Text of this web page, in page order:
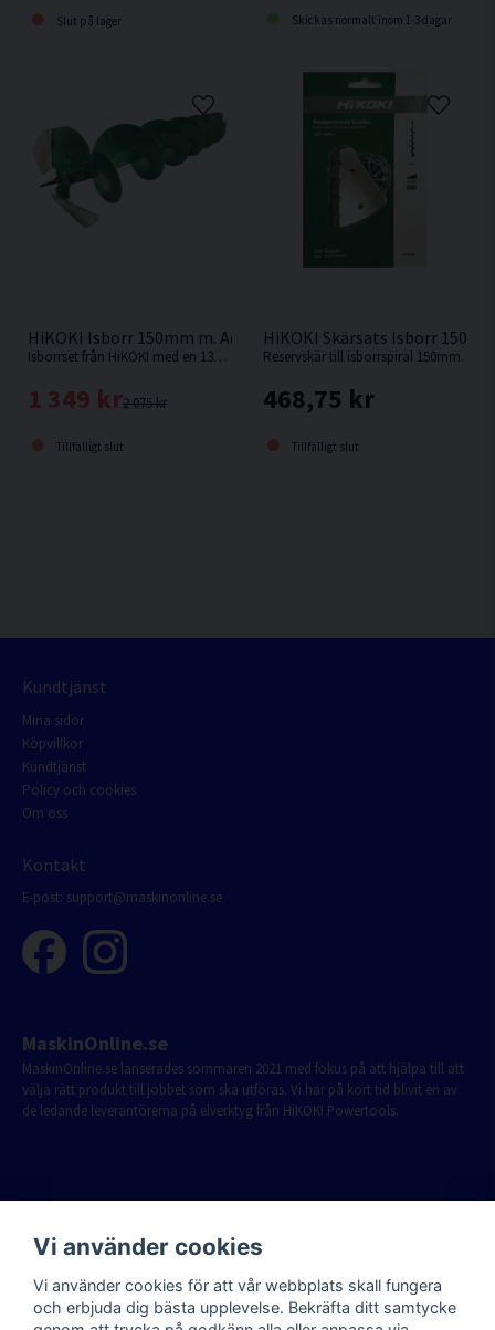
Slut på lager Skickas normalt inom 1-3 dagar
HiKOKI Isborr 150mm m. Adapter
Isborrset från HiKOKI med en 13mm infästning för att kunna använda skruvdragare.
2 075 kr
1 349 kr
Tillfälligt slut
HiKOKI Skärsats Isborr
Reservskär till isborrspiral 150mm.
468,75 kr
Tillfälligt slut
Kundtjänst
Mina sidor
Köpvillkor
Kundtjänst
Policy och cookies
Om oss
Kontakt
E-post: support@maskinonline.se
MaskinOnline.se
MaskinOnline.se lanserades sommaren 2021 med fokus på att hjälpa till att
välja rätt produkt till jobbet som ska utföras. Vi har på kort tid blivit en av
de ledande leverantörerna på elverktyg från HiKOKI Powertools.
Vi använder cookies
Vi använder cookies för att vår webbplats skall fungera
och erbjuda dig bästa upplevelse. Bekräfta ditt samtycke